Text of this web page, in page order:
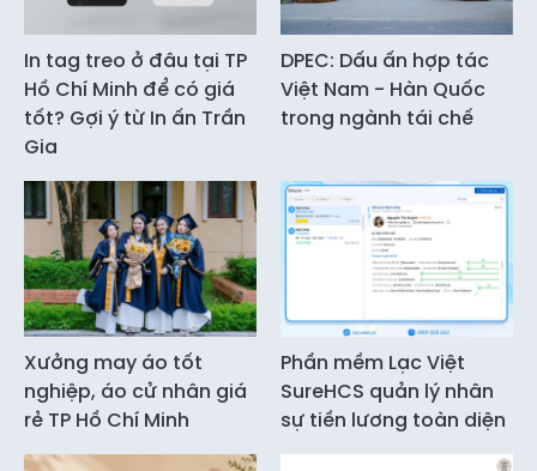
In tag treo ở đâu tại TP
Hồ Chí Minh để có giá
tốt? Gợi ý từ In ấn Trần
Gia
DPEC: Dấu ấn hợp tác
Việt Nam - Hàn Quốc
trong ngành tái chế
Xưởng may áo tốt
nghiệp, áo cử nhân giá
rẻ TP Hồ Chí Minh
Phần mềm Lạc Việt
SureHCS quản lý nhân
sự tiền lương toàn diện